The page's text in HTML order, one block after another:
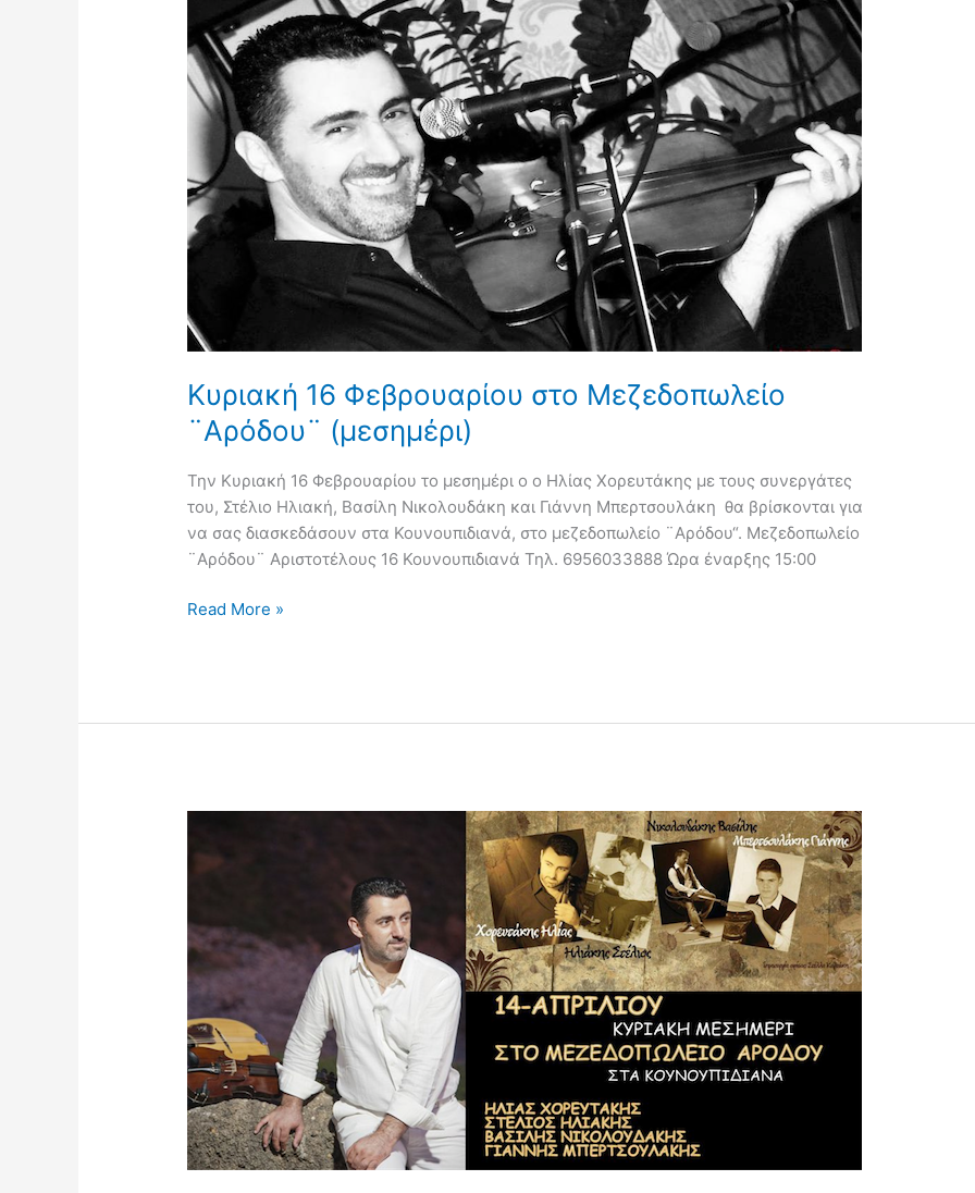
Κυριακή 16 Φεβρουαρίου στο Μεζεδοπωλείο
¨Αρόδου¨ (μεσημέρι)
Την Κυριακή 16 Φεβρουαρίου το μεσημέρι ο ο Ηλίας Χορευτάκης με τους συνεργάτες
του, Στέλιο Ηλιακή, Βασίλη Νικολουδάκη και Γιάννη Μπερτσουλάκη θα βρίσκονται για
να σας διασκεδάσουν στα Κουνουπιδιανά, στο μεζεδοπωλείο ¨Αρόδου“. Μεζεδοπωλείο
¨Αρόδου¨ Αριστοτέλους 16 Κουνουπιδιανά Τηλ. 6956033888 Ώρα έναρξης 15:00
Φεβρουαρίου
στο
Μεζεδοπωλείο
¨Αρόδου¨
(μεσημέρι)
Read More »
14
Απριλίου
¨Αρόδου”
(μεσημέρι)